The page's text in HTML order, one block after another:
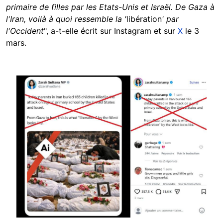
primaire de filles par les Etats-Unis et Israël. De Gaza à
l'Iran, voilà à quoi ressemble la 'libération' par
l'Occident", a-t-elle écrit sur Instagram et sur X le 3
mars.
Image